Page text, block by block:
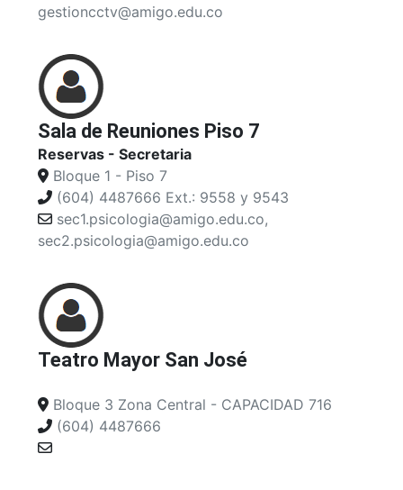
gestioncctv@amigo.edu.co
Sala de Reuniones Piso 7
Reservas - Secretaria
Bloque 1 - Piso 7
(604) 4487666 Ext.: 9558 y 9543
sec1.psicologia@amigo.edu.co,
sec2.psicologia@amigo.edu.co
Teatro Mayor San José
Bloque 3 Zona Central - CAPACIDAD 716
(604) 4487666